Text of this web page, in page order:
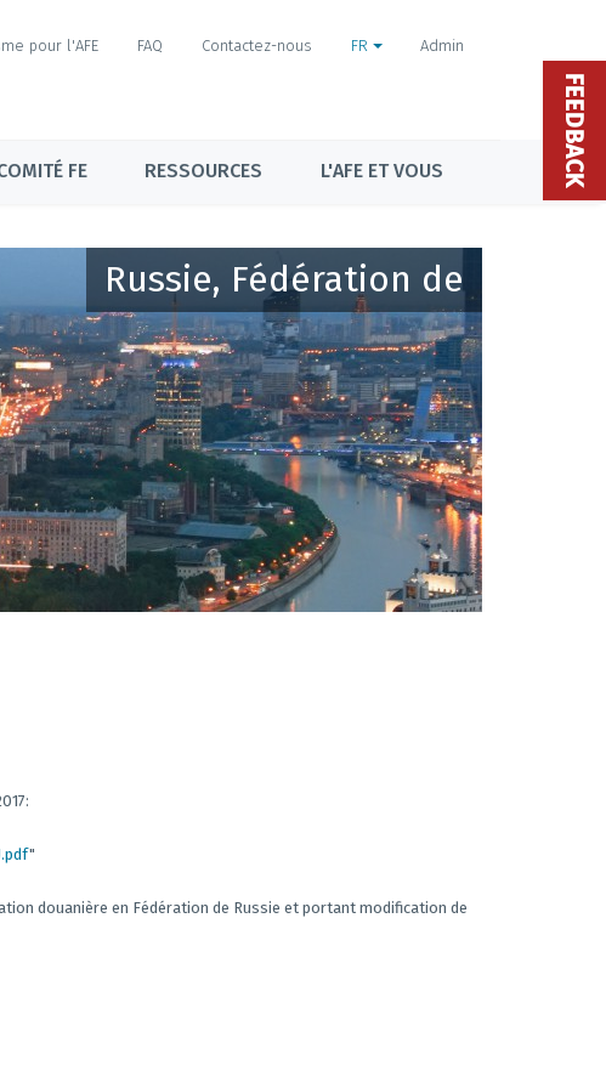
pour l'AFE FAQ Contactez-nous FR Admin
FE RESSOURCES L'AFE ET VOUS
Russie, Fédération de
"
douanière en Fédération de Russie et portant modification de
FEEDBACK